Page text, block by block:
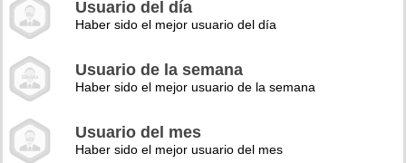
Usuario del día
Haber sido el mejor usuario del día
Usuario de la semana
Haber sido el mejor usuario de la semana
Usuario del mes
Haber sido el mejor usuario del mes